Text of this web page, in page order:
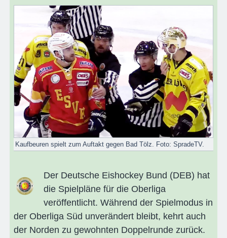
Kaufbeuren spielt zum Auftakt gegen Bad Tölz. Foto: SpradeTV.
Der Deutsche Eishockey Bund (DEB) hat
die Spielpläne für die Oberliga
veröffentlicht. Während der Spielmodus in
der Oberliga Süd unverändert bleibt, kehrt auch
der Norden zu gewohnten Doppelrunde zurück.